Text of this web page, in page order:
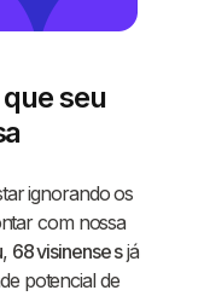
seu
ignorando os
com nossa
, 68 visinense sjá
potencial de